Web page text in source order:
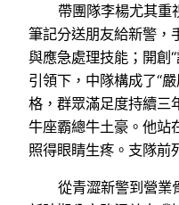
帶團隊李楊尤其重
筆記分送朋友給新警，
與應急處理技能；開創
引領下，中隊構成了“
格，群眾滿足度持續三
牛座霸總牛土豪。他站
照得眼睛生疼。支隊前
從青澀新警到營業